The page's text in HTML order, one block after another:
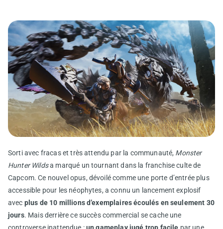
Sorti avec fracas et très attendu par la communauté, Monster
Hunter Wildsa marqué un tournant dans la franchise culte de
Capcom. Ce nouvel opus, dévoilé comme une porte d’entrée plus
accessible pour les néophytes, a connu un lancement explosif
avec plus de 10 millions d’exemplaires écoulés en seulement 30
jours. Mais derrière ce succès commercial se cache une